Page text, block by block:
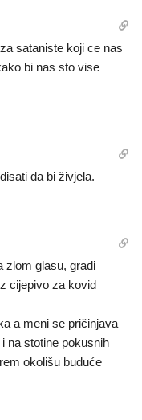
sataniste koji ce nas
bi nas sto vise
da bi živjela.
zlom glasu, gradi
cijepivo za kovid
a meni se pričinjava
na stotine pokusnih
okolišu buduće